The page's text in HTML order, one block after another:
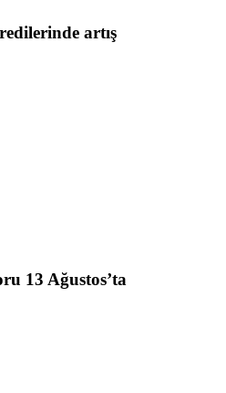
artış
13 Ağustos’ta